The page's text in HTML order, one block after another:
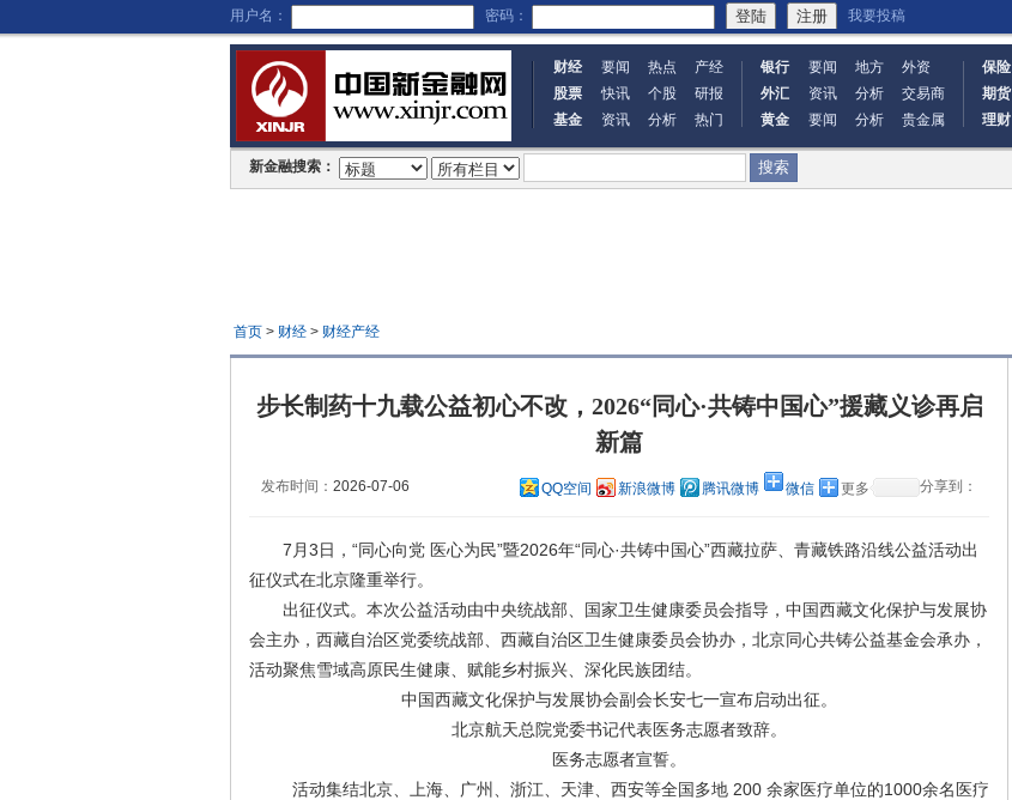
用户名： 密码： 我要投稿
财经 要闻 热点
产经
股票
快讯 个股
研报
基金
资讯 分析 热门
银行 要闻 地方
外资
外汇
资讯 分析
交易商
黄金
要闻 分析 贵金属
保险
期货
理财
新金融搜索：
首页> 财经> 财经产经
步长制药十九载公益初心不改，2026“同心·共铸中国心”援藏义诊再启
新篇
发布时间： 2026-07-06 分享到：
QQ空间 新浪微博 腾讯微博 微信 更多
7月3日，“同心向党 医心为民”暨2026年“同心·共铸中国心”西藏拉萨、青藏铁路沿线公益活动出
征仪式在北京隆重举行。
出征仪式。本次公益活动由中央统战部、国家卫生健康委员会指导，中国西藏文化保护与发展协
会主办，西藏自治区党委统战部、西藏自治区卫生健康委员会协办，北京同心共铸公益基金会承办，
活动聚焦雪域高原民生健康、赋能乡村振兴、深化民族团结。
中国西藏文化保护与发展协会副会长‌安七一宣布启动出征。
北京航天总院党委书记代表医务志愿者致辞。
医务志愿者宣誓。
活动集结北京、上海、广州、浙江、天津、西安等全国多地 200 余家医疗单位的1000余名医疗